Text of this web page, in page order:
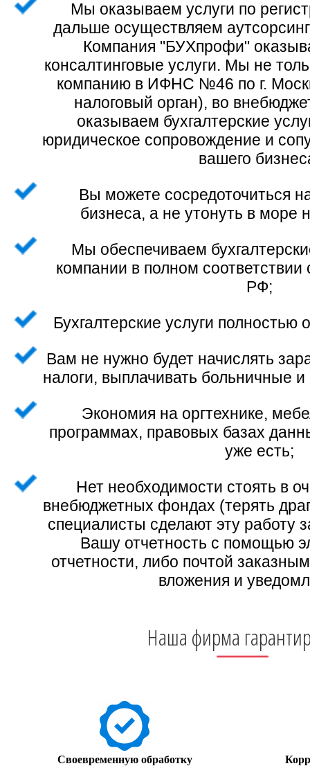
Мы оказываем услуги по
дальше осуществляем аутсорсинг
Компания "БУХпрофи"
консалтинговые услуги. Мы не
компанию в ИФНС №46 по г.
налоговый орган), во
оказываем бухгалтерские
юридическое сопровождение и
вашего
Вы можете сосредоточиться
бизнеса, а не утонуть в море
Мы обеспечиваем
компании в полном соответствии
РФ;
Бухгалтерские услуги полностью
Вам не нужно будет начислять
налоги, выплачивать больничные и
Экономия на оргтехнике,
программах, правовых базах
уже есть;
Нет необходимости стоять в
внебюджетных фондах (терять драгоценное время), наши
специалисты сделают эту работу за вас! Мы сдадим всю
Вашу отчетность с помощью
отчетности, либо почтой
вложения и
Наша фирма
Своевременную обработку